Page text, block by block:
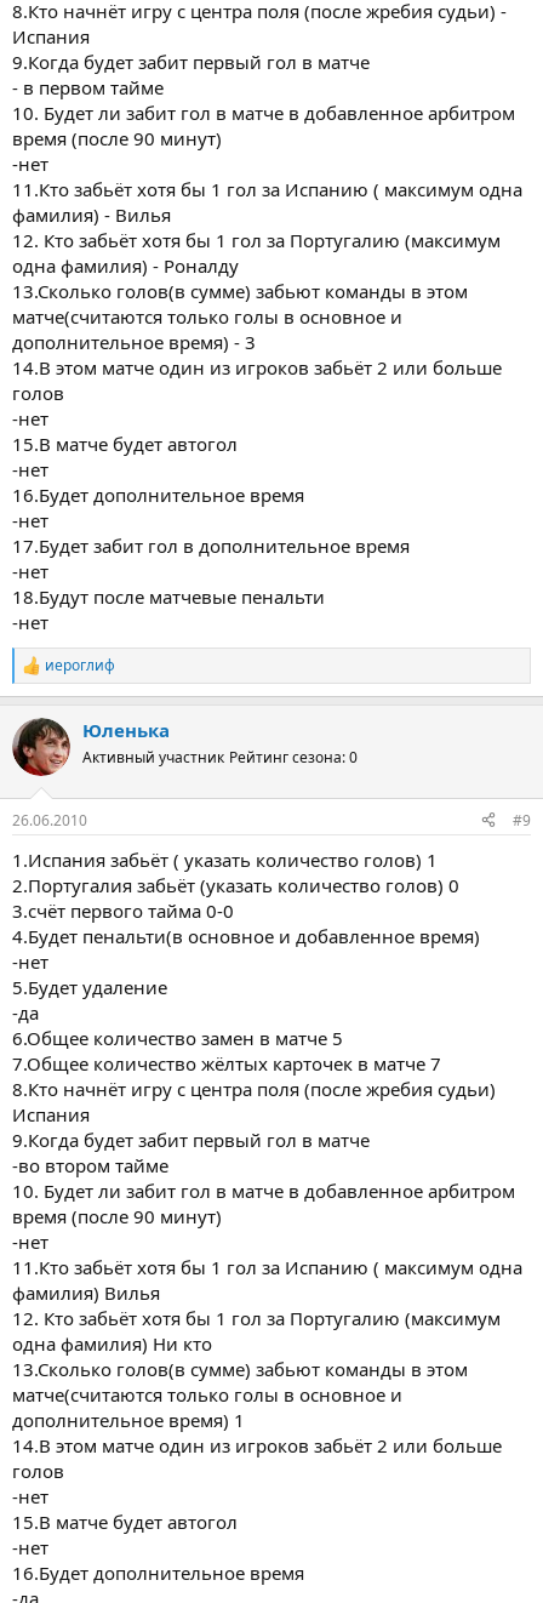
8.Кто начнёт игру с центра поля (после жребия судьи) -
Испания
9.Когда будет забит первый гол в матче
- в первом тайме
10. Будет ли забит гол в матче в добавленное арбитром
время (после 90 минут)
-нет
11.Кто забьёт хотя бы 1 гол за Испанию ( максимум одна
фамилия) - Вилья
12. Кто забьёт хотя бы 1 гол за Португалию (максимум
одна фамилия) - Роналду
13.Сколько голов(в сумме) забьют команды в этом
матче(считаются только голы в основное и
дополнительное время) - 3
14.В этом матче один из игроков забьёт 2 или больше
голов
-нет
15.В матче будет автогол
-нет
16.Будет дополнительное время
-нет
17.Будет забит гол в дополнительное время
-нет
18.Будут после матчевые пенальти
-нет
Р
е
к
ц
и
иероглиф
Юленька
Активный участник Рейтинг сезона: 0
26.06.2010 #9
1.Испания забьёт ( указать количество голов) 1
2.Португалия забьёт (указать количество голов) 0
3.счёт первого тайма 0-0
4.Будет пенальти(в основное и добавленное время)
-нет
5.Будет удаление
-да
6.Общее количество замен в матче 5
7.Общее количество жёлтых карточек в матче 7
8.Кто начнёт игру с центра поля (после жребия судьи)
Испания
9.Когда будет забит первый гол в матче
-во втором тайме
10. Будет ли забит гол в матче в добавленное арбитром
время (после 90 минут)
-нет
11.Кто забьёт хотя бы 1 гол за Испанию ( максимум одна
фамилия) Вилья
12. Кто забьёт хотя бы 1 гол за Португалию (максимум
одна фамилия) Ни кто
13.Сколько голов(в сумме) забьют команды в этом
матче(считаются только голы в основное и
дополнительное время) 1
14.В этом матче один из игроков забьёт 2 или больше
голов
-нет
15.В матче будет автогол
-нет
16.Будет дополнительное время
-да